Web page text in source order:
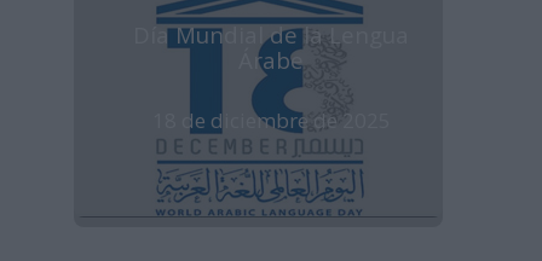
Día Mundial de la Lengua
Árabe
18 de diciembre de 2025